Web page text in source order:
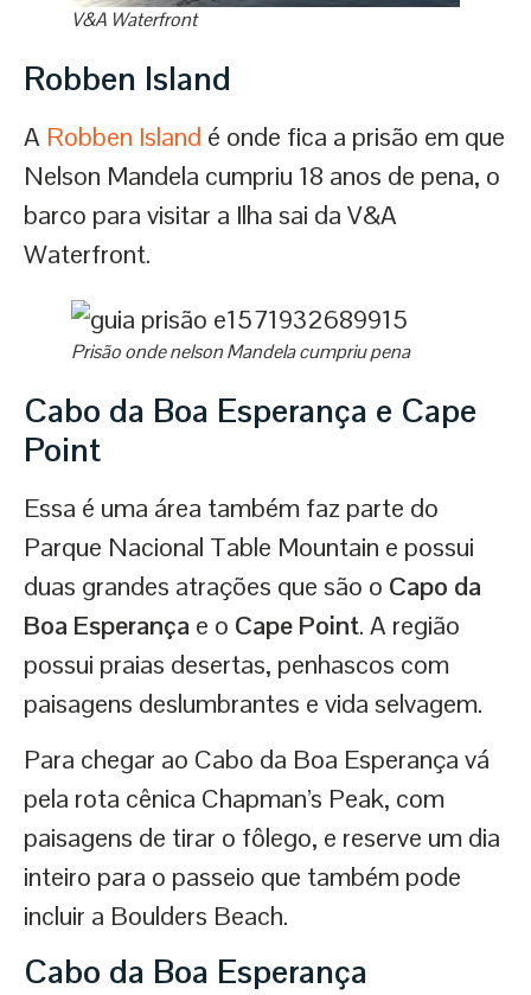
V&A Waterfront
Robben Island
A Robben Island é onde fica a prisão em que
Nelson Mandela cumpriu 18 anos de pena, o
barco para visitar a Ilha sai da V&A
Waterfront.
Prisão onde nelson Mandela cumpriu pena
Cabo da Boa Esperança e Cape
Point
Essa é uma área também faz parte do
Parque Nacional Table Mountain e possui
duas grandes atrações que são o Capo da
Boa Esperança e o Cape Point. A região
possui praias desertas, penhascos com
paisagens deslumbrantes e vida selvagem.
Para chegar ao Cabo da Boa Esperança vá
pela rota cênica Chapman’s Peak, com
paisagens de tirar o fôlego, e reserve um dia
inteiro para o passeio que também pode
incluir a Boulders Beach.
Cabo da Boa Esperança